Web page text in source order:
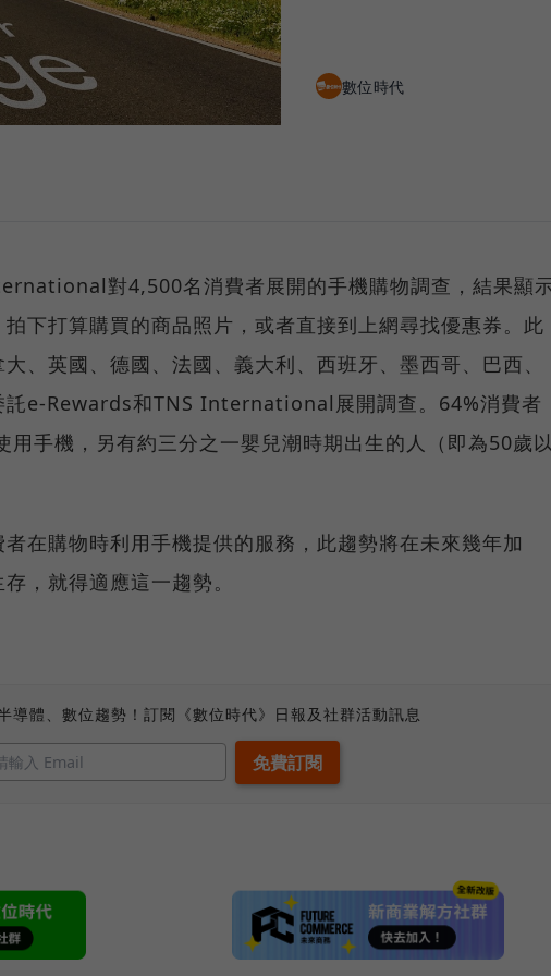
數位時代
對4,500名消費者展開的手機購物調查，結果顯
下打算購買的商品照片，或者直接到上網尋找優惠券。此
、英國、德國、法國、義大利、西班牙、墨西哥、巴西、
託e-Rewards和TNS International展開調查。64%消費者
用手機，另有約三分之一嬰兒潮時期出生的人（即為50歲
在購物時利用手機提供的服務，此趨勢將在未來幾年加
，就得適應這一趨勢。
導體、數位趨勢！訂閱《數位時代》日報及社群活動訊息